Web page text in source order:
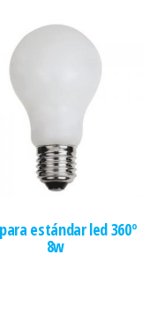
estándar led 360º
8w